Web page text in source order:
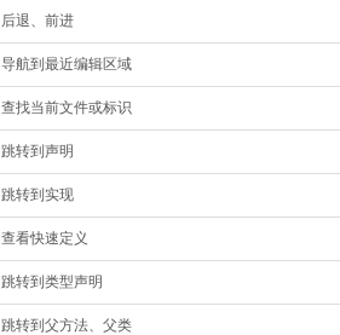
后退、前进
导航到最近编辑区域
查找当前文件或标识
跳转到声明
跳转到实现
查看快速定义
跳转到类型声明
跳转到父方法、父类